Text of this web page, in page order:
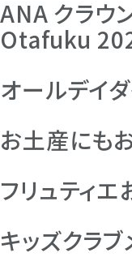
ANA クラウ
Otafuku
オールデイ
お土産にも
フリュティ
キッズクラ